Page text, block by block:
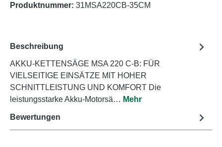
Produktnummer: 31MSA220CB-35CM
Beschreibung
AKKU-KETTENSÄGE MSA 220 C-B: FÜR
VIELSEITIGE EINSÄTZE MIT HOHER
SCHNITTLEISTUNG UND KOMFORT Die
leistungsstarke Akku-Motorsä… Mehr
Bewertungen